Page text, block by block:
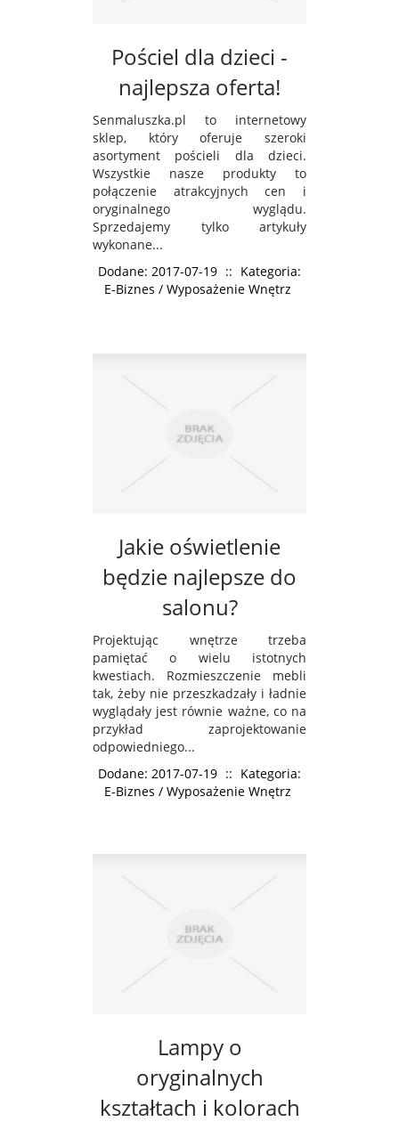
Pościel dla dzieci -
najlepsza oferta!
Senmaluszka.pl to internetowy
sklep, który oferuje szeroki
asortyment pościeli dla dzieci.
Wszystkie nasze produkty to
połączenie atrakcyjnych cen i
oryginalnego wyglądu.
Sprzedajemy tylko artykuły
wykonane...
Dodane: 2017-07-19 :: Kategoria:
E-Biznes / Wyposażenie Wnętrz
Jakie oświetlenie
będzie najlepsze do
salonu?
Projektując wnętrze trzeba
pamiętać o wielu istotnych
kwestiach. Rozmieszczenie mebli
tak, żeby nie przeszkadzały i ładnie
wyglądały jest równie ważne, co na
przykład zaprojektowanie
odpowiedniego...
Dodane: 2017-07-19 :: Kategoria:
E-Biznes / Wyposażenie Wnętrz
Lampy o
oryginalnych
kształtach i kolorach